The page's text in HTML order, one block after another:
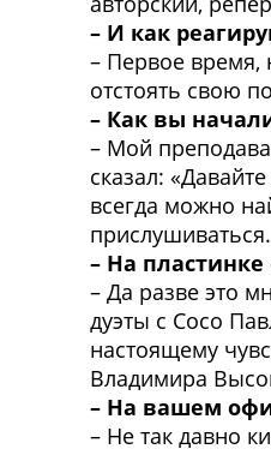
– И как
– Первое время,
отстоять свою
– Как вы
– Мой
сказал:
всегда можно
– На
– Да разве это
дуэты с Сосо
настоящему
Владимира
– На вашем
– Не так давно